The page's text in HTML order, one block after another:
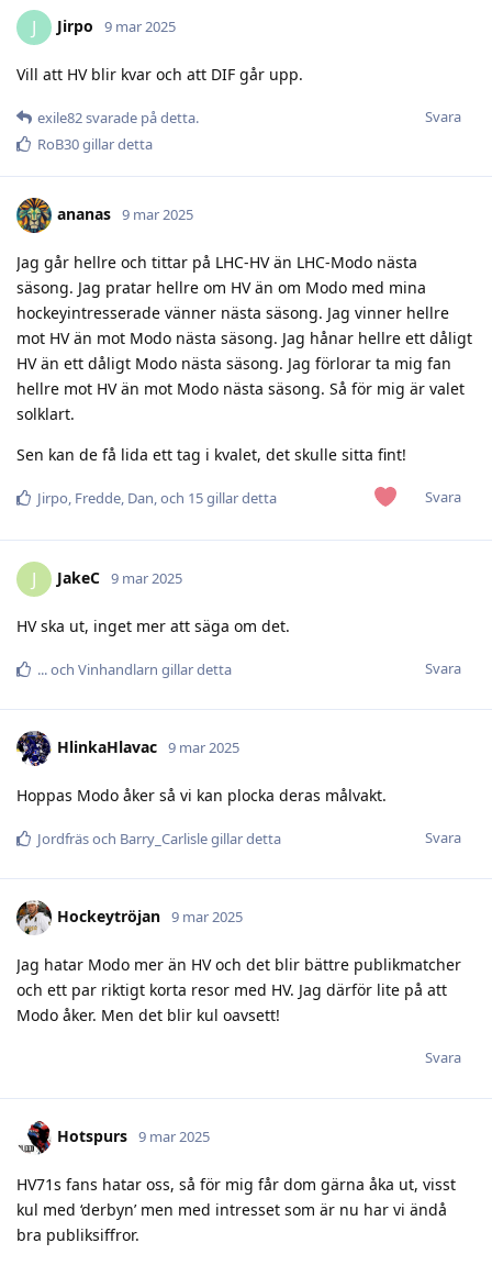
J Jirpo 9 mar 2025
Vill att HV blir kvar och att DIF går upp.
Svara
exile82svarade på detta.
RoB30gillar detta
ananas 9 mar 2025
Jag går hellre och tittar på LHC-HV än LHC-Modo nästa
säsong. Jag pratar hellre om HV än om Modo med mina
hockeyintresserade vänner nästa säsong. Jag vinner hellre
mot HV än mot Modo nästa säsong. Jag hånar hellre ett dåligt
HV än ett dåligt Modo nästa säsong. Jag förlorar ta mig fan
hellre mot HV än mot Modo nästa säsong. Så för mig är valet
solklart.
Sen kan de få lida ett tag i kvalet, det skulle sitta fint!
Svara
Jirpo, Fredde, Dan, och 15gillar detta
J JakeC 9 mar 2025
HV ska ut, inget mer att säga om det.
Svara
.​.​.​och Vinhandlarn gillar detta
HlinkaHlavac 9 mar 2025
Hoppas Modo åker så vi kan plocka deras målvakt.
Svara
Jordfräsoch Barry_Carlislegillar detta
Hockeytröjan 9 mar 2025
Jag hatar Modo mer än HV och det blir bättre publikmatcher
och ett par riktigt korta resor med HV. Jag därför lite på att
Modo åker. Men det blir kul oavsett!
Svara
Hotspurs 9 mar 2025
HV71s fans hatar oss, så för mig får dom gärna åka ut, visst
kul med ‘derbyn’ men med intresset som är nu har vi ändå
bra publiksiffror.